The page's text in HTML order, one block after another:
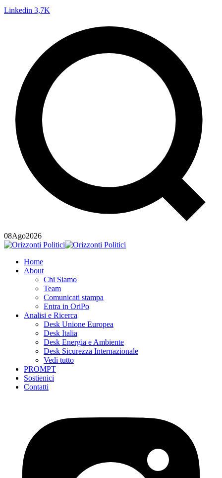
Linkedin 3,7K
08Ago2026
Home
About
Chi Siamo
Team
Comunicati stampa
Entra in OriPo
Analisi e Ricerca
Desk Unione Europea
Desk Italia
Desk Energia e Ambiente
Desk Sicurezza Internazionale
Vedi tutto
PROMPT
Sostienici
Contatti